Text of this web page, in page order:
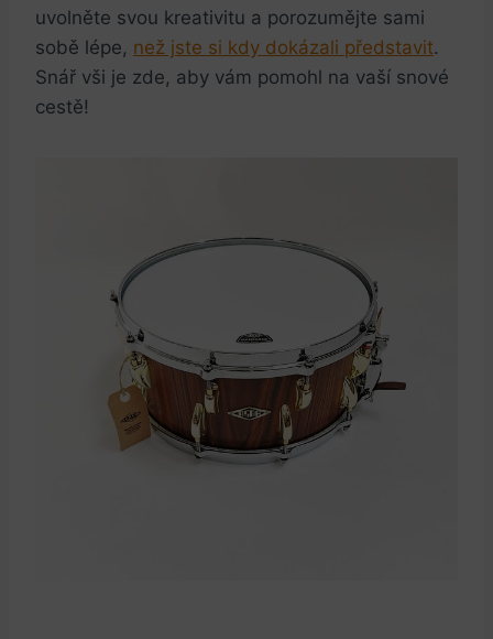
uvolněte svou kreativitu a ⁢porozumějte ⁣sami
sobě lépe, než jste si kdy‌ dokázali⁤ představit.
Snář vši je zde, aby vám pomohl ⁣na vaší snové
⁣cestě!